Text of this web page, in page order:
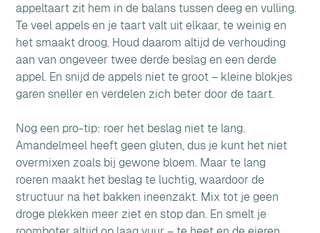
appeltaart zit hem in de balans tussen deeg en vulling.
Te veel appels en je taart valt uit elkaar, te weinig en
het smaakt droog. Houd daarom altijd de verhouding
aan van ongeveer twee derde beslag en een derde
appel. En snijd de appels niet te groot – kleine blokjes
garen sneller en verdelen zich beter door de taart.
Nog een pro-tip: roer het beslag niet te lang.
Amandelmeel heeft geen gluten, dus je kunt het niet
overmixen zoals bij gewone bloem. Maar te lang
roeren maakt het beslag te luchtig, waardoor de
structuur na het bakken ineenzakt. Mix tot je geen
droge plekken meer ziet en stop dan. En smelt je